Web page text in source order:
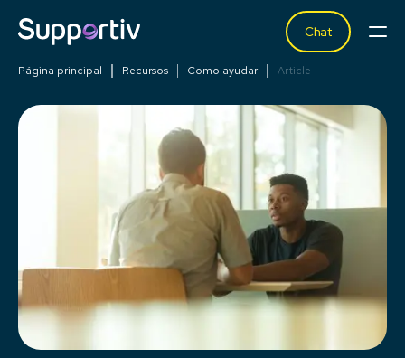
Chat
Página principal Recursos Como ayudar Article